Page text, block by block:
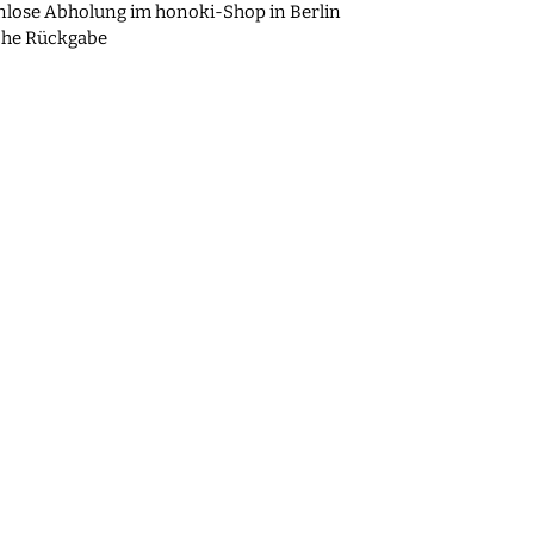
Abholung im honoki-Shop in Berlin
Rückgabe